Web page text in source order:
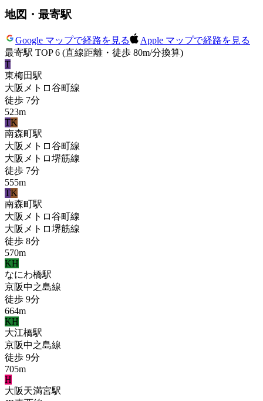
地図・最寄駅
Google マップで経路を見る
Apple マップで経路を見る
最寄駅 TOP 6 (直線距離・徒歩 80m/分換算)
T
東梅田駅
大阪メトロ谷町線
徒歩 7分
523m
TK
南森町駅
大阪メトロ谷町線
大阪メトロ堺筋線
徒歩 7分
555m
TK
南森町駅
大阪メトロ谷町線
大阪メトロ堺筋線
徒歩 8分
570m
KH
なにわ橋駅
京阪中之島線
徒歩 9分
664m
KH
大江橋駅
京阪中之島線
徒歩 9分
705m
H
大阪天満宮駅